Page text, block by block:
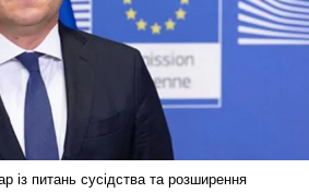
із питань сусідства та розширення